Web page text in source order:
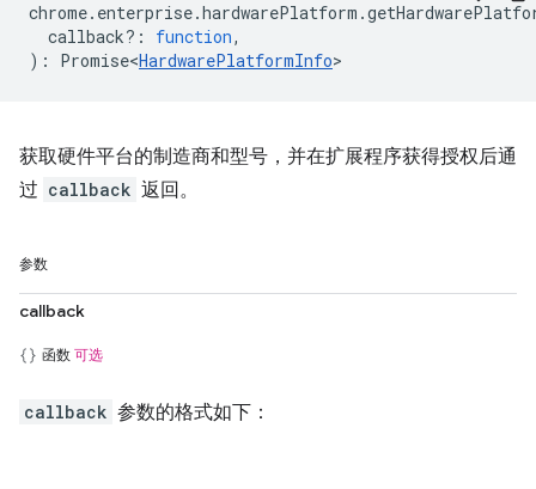
chrome. enterprise.hardwarePlatform .
callback? : function,
) : Promise<HardwarePlatformInfo>
获取硬件平台的制造商和型号，并在扩展程序获得授权后通
过 callback 返回。
参数
callback
函数 可选
callback 参数的格式如下：